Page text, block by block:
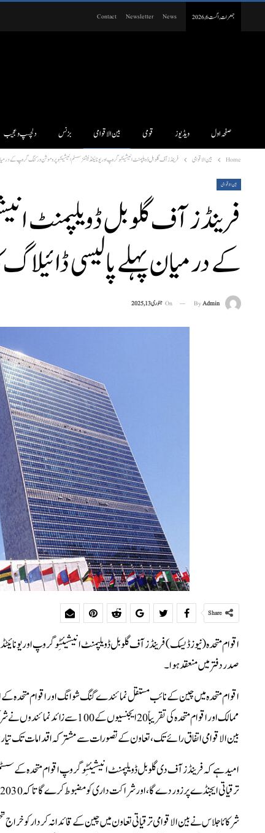
جمعرات, اگست 6, 2026 News
Newsletter
Contact
صفحہ اول ویڈیوز قومی بین الاقوامی بزنس دلچسپ و عجیب
Home بین الاقوامی فرینڈز آف گلوبل ڈویلپمنٹ انیشیئٹِو گروپ اور یونائیٹڈ نیشنز سسٹم انیشیئٹِو پروموشن ورکنگ گروپ کے درمیان
بین الاقوامی
فرینڈز آف گلوبل ڈویلپمنٹ
کے درمیان پہلے پالیسی ڈائیلاگ
ByAdmin
On جنوری 13, 2025
Share
اقوام متحدہ ( نیوز ڈیسک) فرینڈز آف گلوبل ڈویلپمنٹ انیشیئٹِو گروپ اور
صدر دفتر میں منعقد ہوا۔
ممالک اور اقوام متحدہ کی
بین الاقوامی اتفاق رائے تک، تعاون کے تصورات سے مشترکہ اقدامات تک
امید ہے کہ فرینڈز آف دی گلوبل ڈویلپمنٹ انیشیئٹِو گروپ اقوام متحدہ کے
ترقیاتی ایجنڈے پر زور دے گا ، اور شراکت داری کو مضبوط کرےگا تاکہ 2030 کے ایجنڈے کے نفاذ میں زیادہ سے زیادہ خدمات سر انجام دی جا سکیں ۔